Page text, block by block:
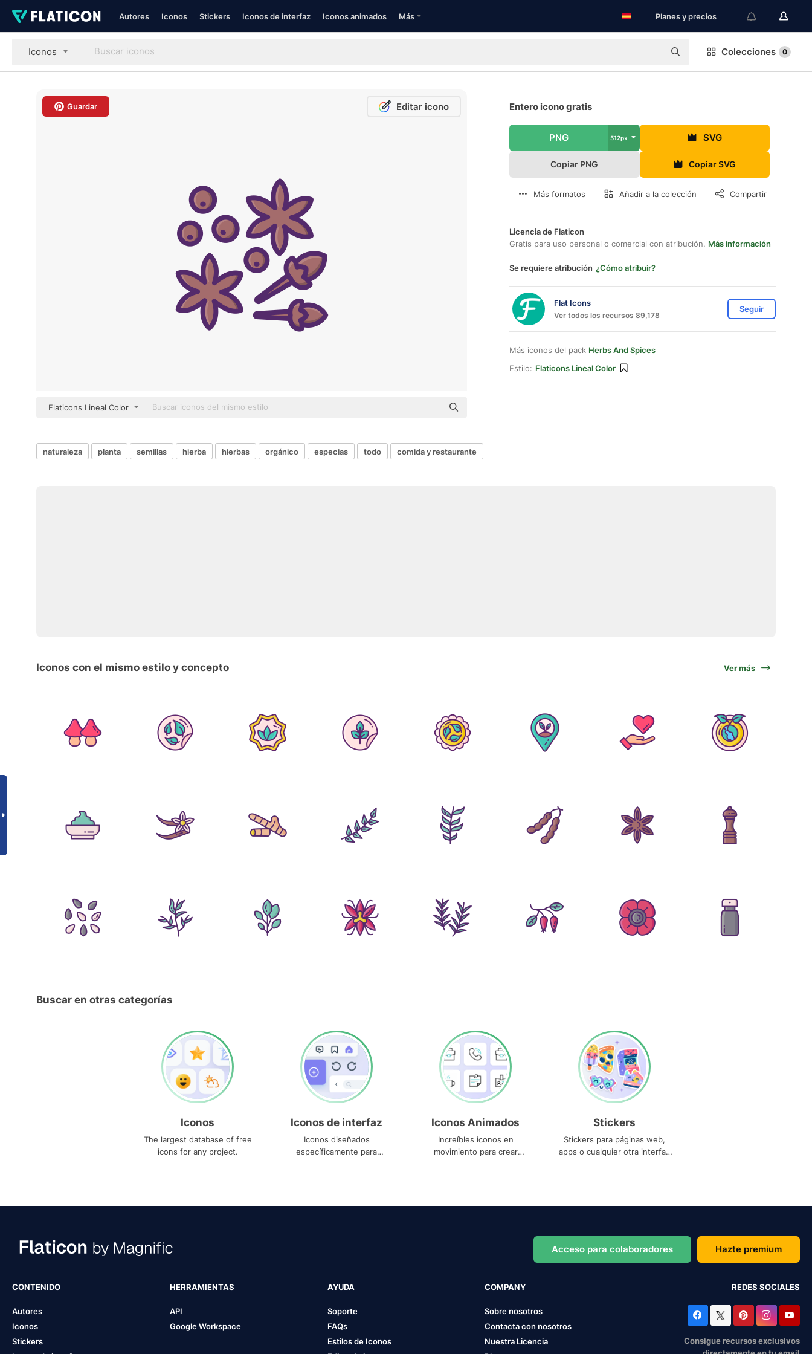
Autores Iconos Stickers Iconos de interfaz Iconos animados Más Planes y precios
Iconos Colecciones 0
Guardar Editar icono
Flaticons Lineal Color
Entero icono gratis
PNG 512px SVG
Copiar PNG Copiar SVG
Más formatos Añadir a la colección Compartir
Licencia de Flaticon
Gratis para uso personal o comercial con atribución. Más información
Se requiere atribución ¿Cómo atribuir?
Flat Icons
Ver todos los recursos 89,178
Seguir
Más iconos del pack Herbs And Spices
Estilo: Flaticons Lineal Color
naturaleza planta semillas hierba hierbas orgánico especias todo comida y restaurante
Iconos con el mismo estilo y concepto Ver más
Buscar en otras categorías
Iconos
The largest database of free
icons for any project.
Iconos de interfaz
Iconos diseñados
específicamente para
Iconos Animados
Increíbles iconos en
movimiento para crear
Stickers
Stickers para páginas web,
apps o cualquier otra interfaz
Acceso para colaboradores Hazte premium
CONTENIDO
Autores
Iconos
Stickers
HERRAMIENTAS
API
Google Workspace
AYUDA
Soporte
FAQs
Estilos de Iconos
COMPANY
Sobre nosotros
Contacta con nosotros
Nuestra Licencia
REDES SOCIALES
Consigue recursos exclusivos